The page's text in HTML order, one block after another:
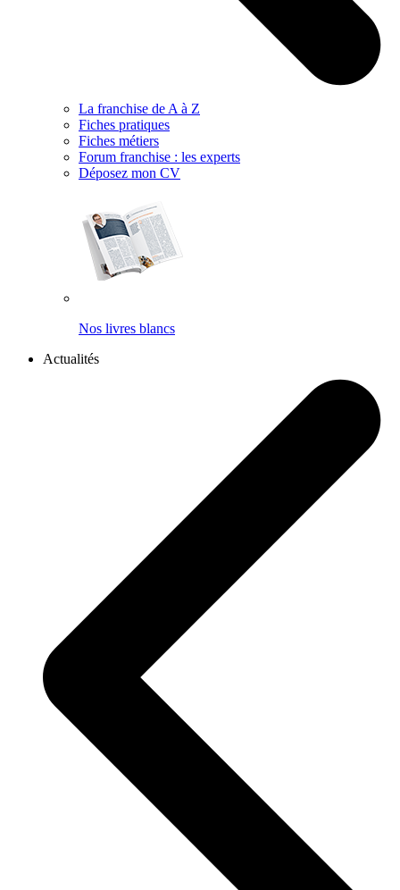
La franchise de A à Z
Fiches pratiques
Fiches métiers
Forum franchise : les experts
Déposez mon CV
Nos livres blancs
Actualités